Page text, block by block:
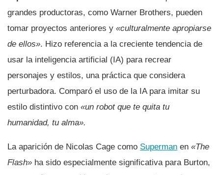
grandes productoras, como Warner Brothers, pueden
tomar proyectos anteriores y «culturalmente apropiarse
de ellos». Hizo referencia a la creciente tendencia de
usar la inteligencia artificial (IA) para recrear
personajes y estilos, una práctica que considera
perturbadora. Comparó el uso de la IA para imitar su
estilo distintivo con «un robot que te quita tu
humanidad, tu alma».
La aparición de Nicolas Cage como Superman en «The
Flash» ha sido especialmente significativa para Burton,